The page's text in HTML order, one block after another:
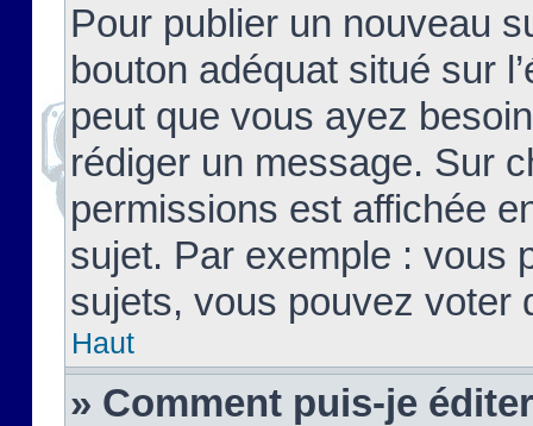
Pour publier un nouveau
bouton adéquat situé sur
peut que vous ayez
rédiger un message. Sur
permissions est affichée
sujet. Par exemple : vous
sujets, vous pouvez voter
Haut
» Comment puis-je